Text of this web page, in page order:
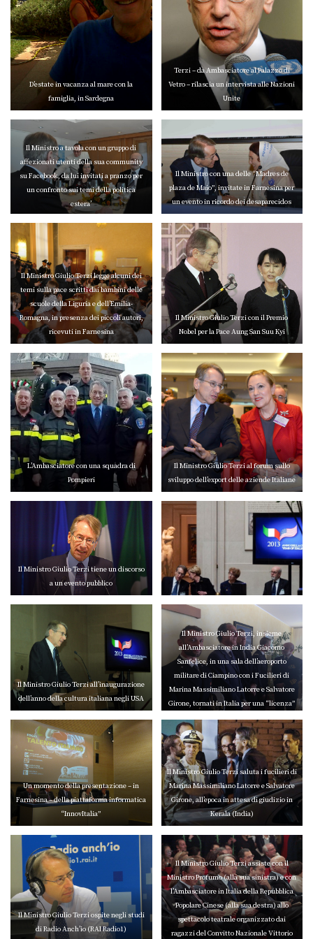
D’estate in vacanza al mare con la
famiglia, in Sardegna
Terzi – da Ambasciatore al Palazzo di
Vetro – rilascia un intervista alle Nazioni
Unite
Il Ministro a tavola con un gruppo di
affezionati utenti della sua community
su Facebook, da lui invitati a pranzo per
un confronto sui temi della politica
estera’
Il Ministro con una delle “Madres de
plaza de Maio”, invitate in Farnesina per
un evento in ricordo dei desaparecidos
Il Ministro Giulio Terzi legge alcuni dei
temi sulla pace scritti dai bambini delle
scuole della Liguria e dell’Emilia-
Romagna, in presenza dei piccoli autori,
ricevuti in Farnesina
Il Ministro Giulio Terzi con il Premio
Nobel per la Pace Aung San Suu Kyi
L’Ambasciatore con una squadra di
Pompieri
Il Ministro Giulio Terzi al forum sullo
sviluppo dell’export delle aziende Italiane
Il Ministro Giulio Terzi tiene un discorso
a un evento pubblico
Il Ministro Giulio Terzi all’inaugurazione
dell’anno della cultura italiana negli USA
Il Ministro Giulio Terzi, insieme
all’Ambasciatore in India Giacomo
Sanfelice, in una sala dell’aeroporto
militare di Ciampino con i Fucilieri di
Marina Massimiliano Latorre e Salvatore
Girone, tornati in Italia per una “licenza”
Un momento della presentazione – in
Farnesina – della piattaforma informatica
“InnovItalia”
Il Ministro Giulio Terzi saluta i fucilieri di
Marina Massimiliano Latorre e Salvatore
Girone, all’epoca in attesa di giudizio in
Kerala (India)
Il Ministro Giulio Terzi ospite negli studi
di Radio Anch’io (RAI Radio1)
Il Ministro Giulio Terzi assiste con il
Ministro Profumo (alla sua sinistra) e con
l’Ambasciatore in Italia della Repubblica
Popolare Cinese (alla sua destra) allo
spettacolo teatrale organizzato dai
ragazzi del Convitto Nazionale Vittorio